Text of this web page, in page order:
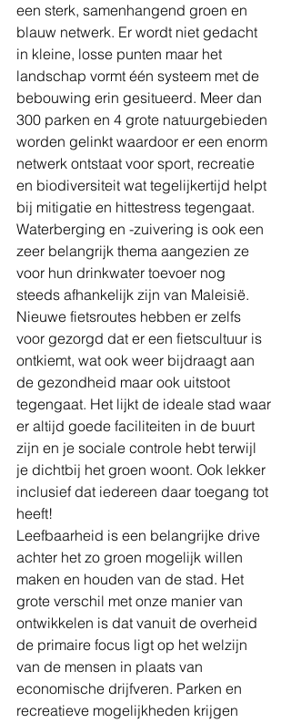
een sterk, samenhangend groen en
blauw netwerk. Er wordt niet gedacht
in kleine, losse punten maar het
landschap vormt één systeem met de
bebouwing erin gesitueerd. Meer dan
300 parken en 4 grote natuurgebieden
worden gelinkt waardoor er een enorm
netwerk ontstaat voor sport, recreatie
en biodiversiteit wat tegelijkertijd helpt
bij mitigatie en hittestress tegengaat.
Waterberging en -zuivering is ook een
zeer belangrijk thema aangezien ze
voor hun drinkwater toevoer nog
steeds afhankelijk zijn van Maleisië.
Nieuwe fietsroutes hebben er zelfs
voor gezorgd dat er een fietscultuur is
ontkiemt, wat ook weer bijdraagt aan
de gezondheid maar ook uitstoot
tegengaat. Het lijkt de ideale stad waar
er altijd goede faciliteiten in de buurt
zijn en je sociale controle hebt terwijl
je dichtbij het groen woont. Ook lekker
inclusief dat iedereen daar toegang tot
heeft!
Leefbaarheid is een belangrijke drive
achter het zo groen mogelijk willen
maken en houden van de stad. Het
grote verschil met onze manier van
ontwikkelen is dat vanuit de overheid
de primaire focus ligt op het welzijn
van de mensen in plaats van
economische drijfveren. Parken en
recreatieve mogelijkheden krijgen